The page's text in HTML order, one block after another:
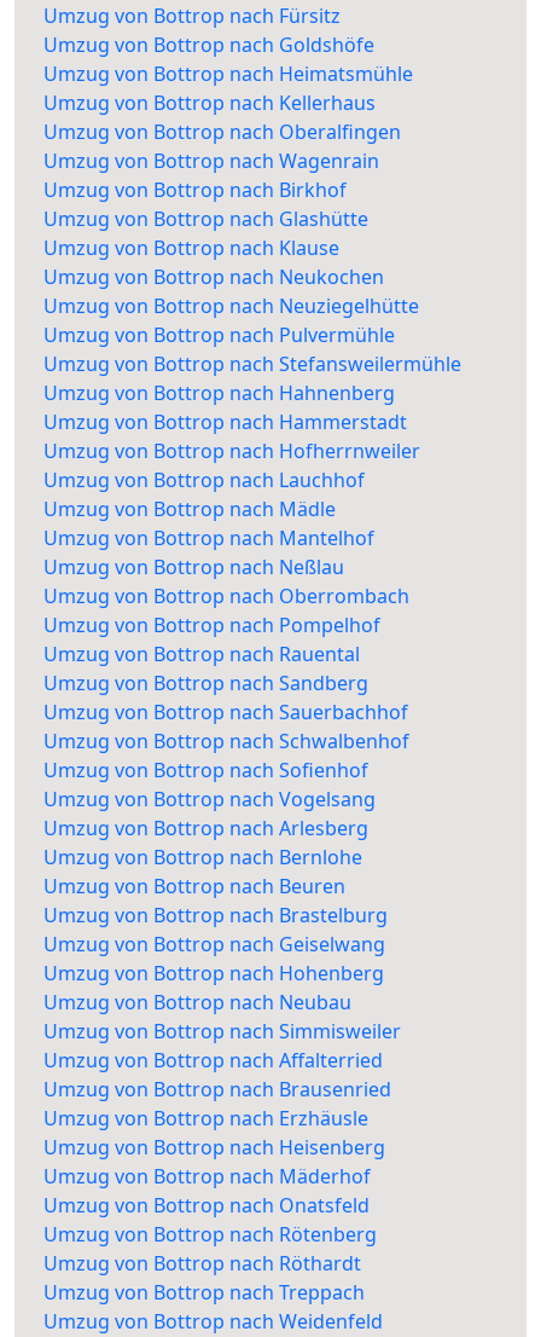
Umzug von Bottrop nach Fürsitz
Umzug von Bottrop nach Goldshöfe
Umzug von Bottrop nach Heimatsmühle
Umzug von Bottrop nach Kellerhaus
Umzug von Bottrop nach Oberalfingen
Umzug von Bottrop nach Wagenrain
Umzug von Bottrop nach Birkhof
Umzug von Bottrop nach Glashütte
Umzug von Bottrop nach Klause
Umzug von Bottrop nach Neukochen
Umzug von Bottrop nach Neuziegelhütte
Umzug von Bottrop nach Pulvermühle
Umzug von Bottrop nach Stefansweilermühle
Umzug von Bottrop nach Hahnenberg
Umzug von Bottrop nach Hammerstadt
Umzug von Bottrop nach Hofherrnweiler
Umzug von Bottrop nach Lauchhof
Umzug von Bottrop nach Mädle
Umzug von Bottrop nach Mantelhof
Umzug von Bottrop nach Neßlau
Umzug von Bottrop nach Oberrombach
Umzug von Bottrop nach Pompelhof
Umzug von Bottrop nach Rauental
Umzug von Bottrop nach Sandberg
Umzug von Bottrop nach Sauerbachhof
Umzug von Bottrop nach Schwalbenhof
Umzug von Bottrop nach Sofienhof
Umzug von Bottrop nach Vogelsang
Umzug von Bottrop nach Arlesberg
Umzug von Bottrop nach Bernlohe
Umzug von Bottrop nach Beuren
Umzug von Bottrop nach Brastelburg
Umzug von Bottrop nach Geiselwang
Umzug von Bottrop nach Hohenberg
Umzug von Bottrop nach Neubau
Umzug von Bottrop nach Simmisweiler
Umzug von Bottrop nach Affalterried
Umzug von Bottrop nach Brausenried
Umzug von Bottrop nach Erzhäusle
Umzug von Bottrop nach Heisenberg
Umzug von Bottrop nach Mäderhof
Umzug von Bottrop nach Onatsfeld
Umzug von Bottrop nach Rötenberg
Umzug von Bottrop nach Röthardt
Umzug von Bottrop nach Treppach
Umzug von Bottrop nach Weidenfeld